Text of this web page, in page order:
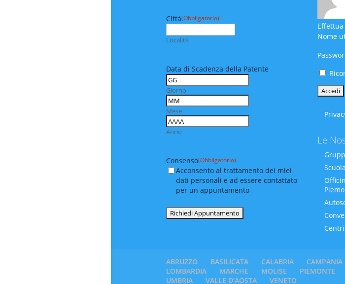
Città(Obbligatorio)
Località
Data di Scadenza della Patente
Giorno
Mese
Anno
Consenso(Obbligatorio)
Acconsento al trattamento dei miei
dati personali e ad essere contattato
per un appuntamento
Nome
Le
ABRUZZO BASILICATA CALABRIA CAMPANIA
LOMBARDIA
MARCHE MOLISE PIEMONTE
UMBRIA
VALLE D’AOSTA VENETO